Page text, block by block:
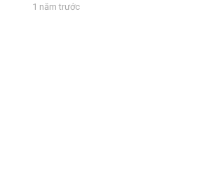
1 năm trước